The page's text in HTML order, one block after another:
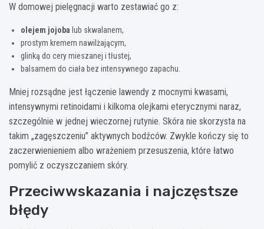
W domowej pielęgnacji warto zestawiać go z:
olejem jojoba lub skwalanem,
prostym kremem nawilżającym,
glinką do cery mieszanej i tłustej,
balsamem do ciała bez intensywnego zapachu.
Mniej rozsądne jest łączenie lawendy z mocnymi kwasami,
intensywnymi retinoidami i kilkoma olejkami eterycznymi naraz,
szczególnie w jednej wieczornej rutynie. Skóra nie skorzysta na
takim „zagęszczeniu” aktywnych bodźców. Zwykle kończy się to
zaczerwienieniem albo wrażeniem przesuszenia, które łatwo
pomylić z oczyszczaniem skóry.
Przeciwwskazania i najczęstsze
błędy